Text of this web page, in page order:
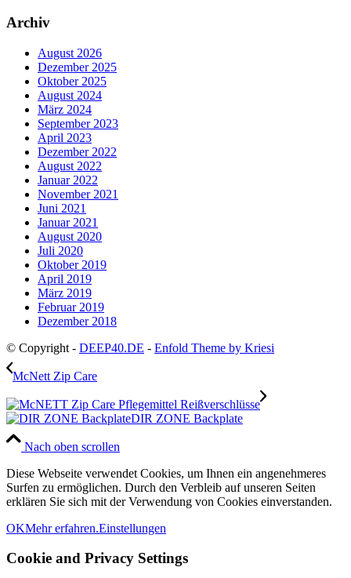
Archiv
August 2026
Dezember 2025
Oktober 2025
August 2024
März 2024
September 2023
April 2023
Dezember 2022
August 2022
Januar 2022
November 2021
Juni 2021
Januar 2021
August 2020
Juli 2020
Oktober 2019
April 2019
März 2019
Februar 2019
Dezember 2018
© Copyright - DEEP40.DE - Enfold Theme by Kriesi
McNett Zip Care
DIR ZONE Backplate
Nach oben scrollen
Diese Webseite verwendet Cookies, um Ihnen ein angenehmeres
Surfen zu ermöglichen. Durch den Verbleib auf unseren Seiten
erklären Sie sich mit der Verwendung von Cookies einverstanden.
OKMehr erfahren.Einstellungen
Cookie and Privacy Settings